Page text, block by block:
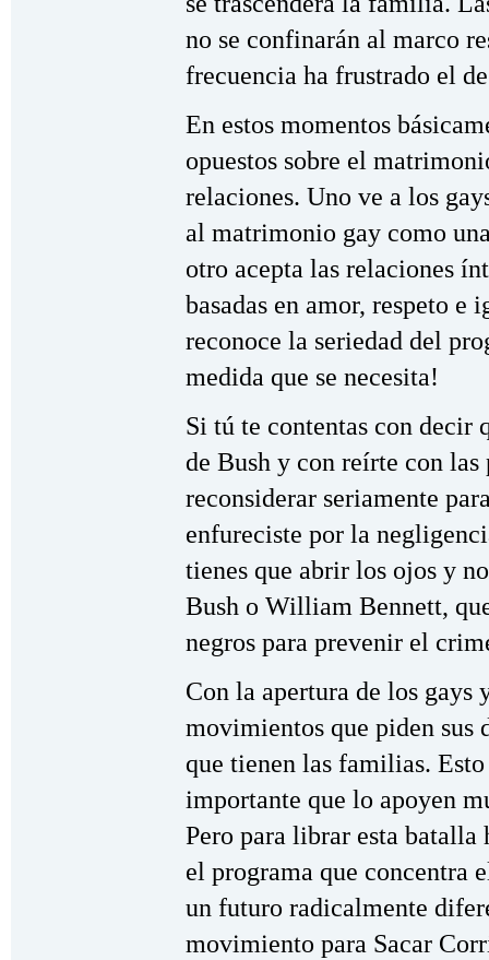
no se confinarán al marco
frecuencia ha frustrado el
En estos momentos
opuestos sobre el
relaciones. Uno ve a los
al matrimonio gay como
otro acepta las relaciones
basadas en amor, respeto e
reconoce la seriedad del
medida que se necesita!
Si tú te contentas con decir
de Bush y con reírte con las
reconsiderar seriamente
enfureciste por la
tienes que abrir los ojos y
Bush o William Bennett,
negros para prevenir el
Con la apertura de los gays
movimientos que piden sus
que tienen las familias.
importante que lo apoyen
Pero para librar esta
el programa que concentra
un futuro radicalmente
movimiento para Sacar